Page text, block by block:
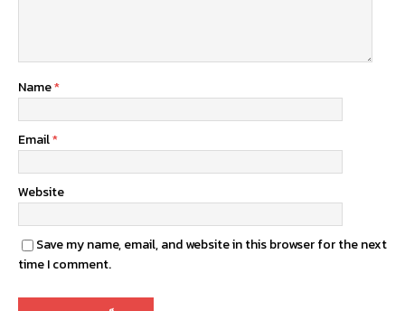
Name*
Email*
Website
Save my name, email, and website in this browser for the next
time I comment.